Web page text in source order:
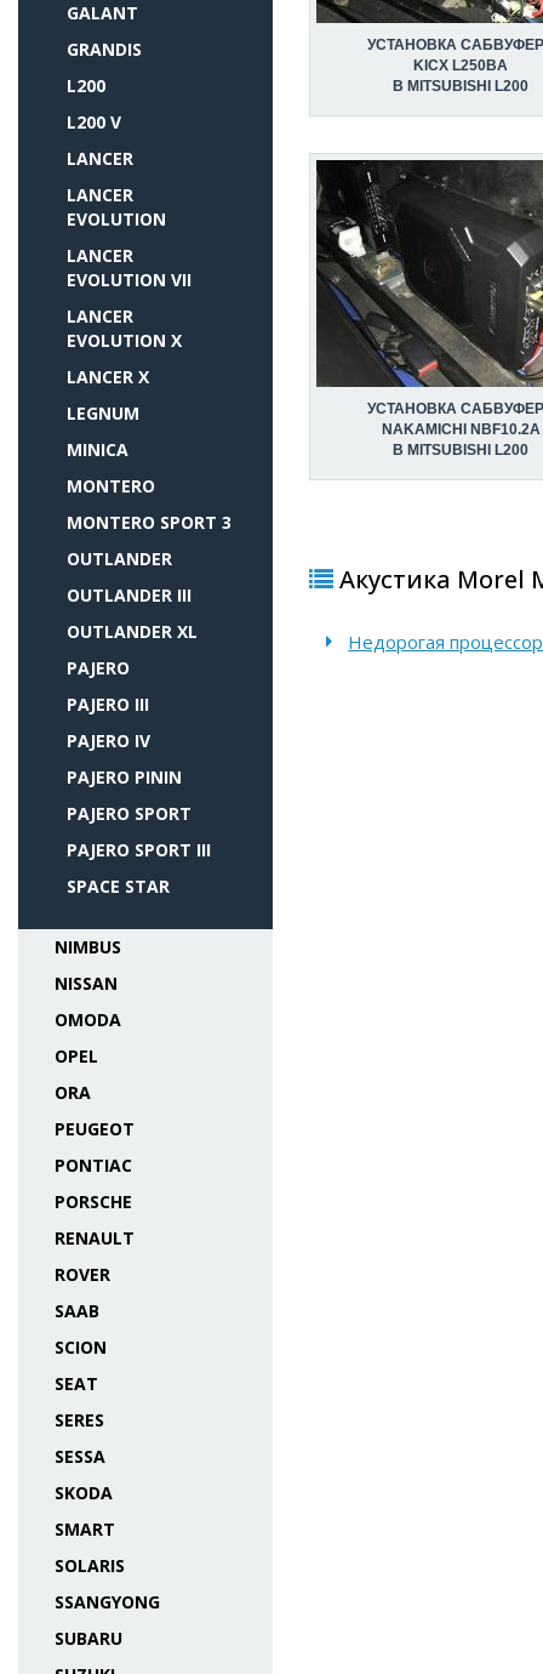
GALANT
GRANDIS
L200
L200 V
LANCER
LANCER
EVOLUTION
LANCER
EVOLUTION VII
LANCER
EVOLUTION X
LANCER X
LEGNUM
MINICA
MONTERO
MONTERO SPORT 3
OUTLANDER
OUTLANDER III
OUTLANDER XL
PAJERO
PAJERO III
PAJERO IV
PAJERO PININ
PAJERO SPORT
PAJERO SPORT III
SPACE STAR
NIMBUS
NISSAN
OMODA
OPEL
ORA
PEUGEOT
PONTIAC
PORSCHE
RENAULT
ROVER
SAAB
SCION
SEAT
SERES
SESSA
SKODA
SMART
SOLARIS
SSANGYONG
SUBARU
УСТАНОВКА
KICX L250BA
В MITSUBISHI L200
УСТАНОВКА
NAKAMICHI NBF10.2A
В MITSUBISHI L200
Акустика Morel
Недорогая